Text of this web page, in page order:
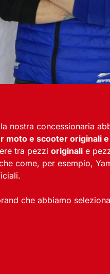
nostra concessionaria
moto e scooter originali
tra pezzi originali e
come, per esempio,
che abbiamo